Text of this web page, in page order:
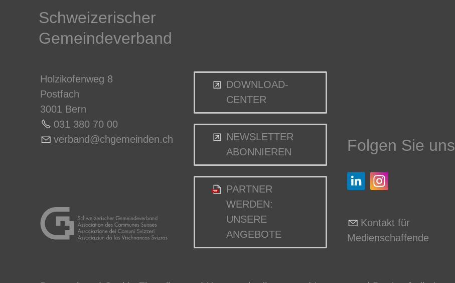
Schweizerischer
Gemeindeverband
Holzikofenweg 8
Postfach
3001 Bern
031 380 70 00
v rb nd chg m nd n ch
DOWNLOAD-
CENTER
NEWSLETTER
ABONNIEREN
PARTNER
WERDEN:
UNSERE
ANGEBOTE
Folgen Sie uns
Kontakt für
Medienschaffende